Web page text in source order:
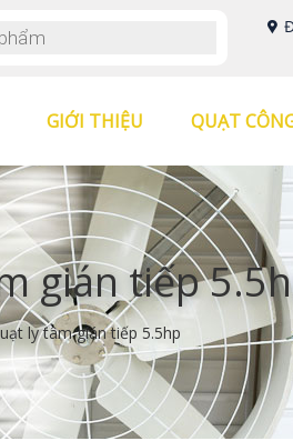
GIỚI THIỆU QUẠT
gián tiếp
ly tâm gián tiếp 5.5hp